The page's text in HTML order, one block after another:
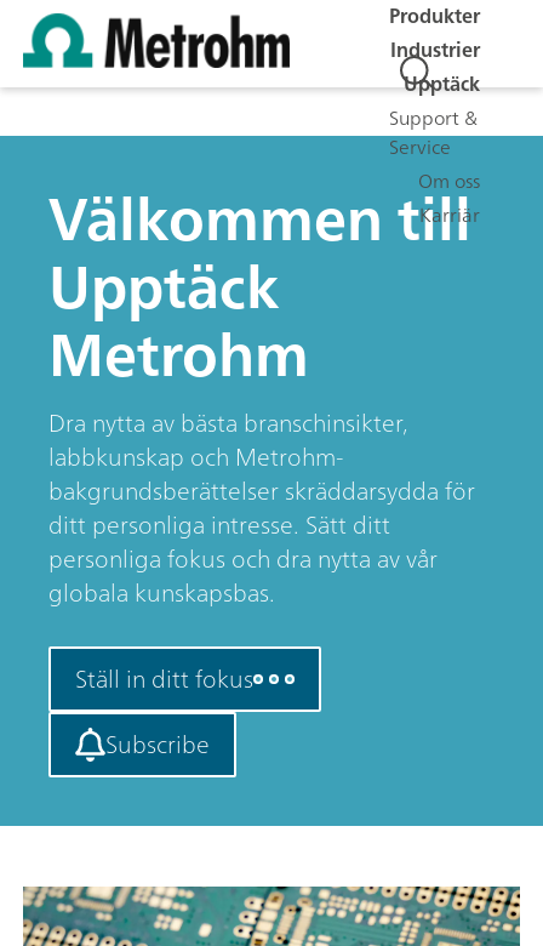
Produkter
Industrier
Upptäck
Support &
Service
Om oss
Karriär
Välkommen till
Upptäck
Metrohm
Dra nytta av bästa branschinsikter,
labbkunskap och Metrohm-
bakgrundsberättelser skräddarsydda för
ditt personliga intresse. Sätt ditt
personliga fokus och dra nytta av vår
globala kunskapsbas.
Ställ in ditt fokus
Subscribe